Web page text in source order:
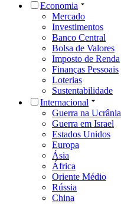
Economia
Mercado
Investimentos
Banco Central
Bolsa de Valores
Imposto de Renda
Finanças Pessoais
Loterias
Sustentabilidade
Internacional
Guerra na Ucrânia
Guerra em Israel
Estados Unidos
Europa
Ásia
África
Oriente Médio
Rússia
China